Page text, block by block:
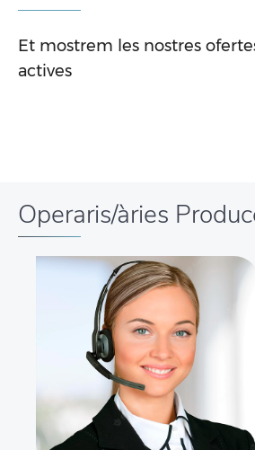
Et mostrem les nostres
actives
Operaris/àries